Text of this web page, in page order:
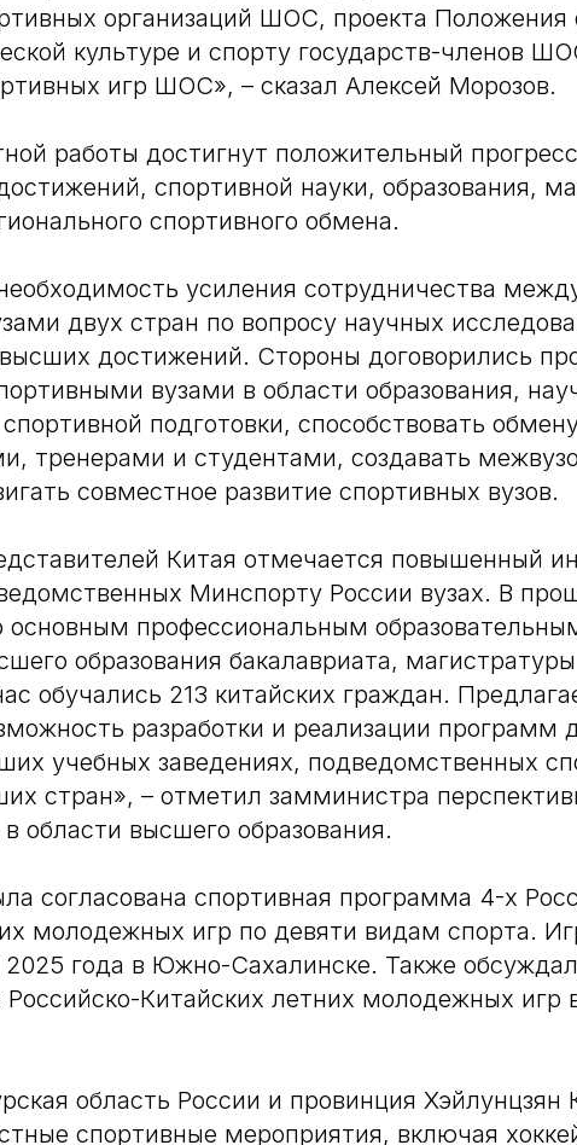
организаций ШОС, проекта Положения
культуре и спорту государств-членов
игр ШОС», – сказал Алексей Морозов.
работы достигнут положительный
спортивной науки, образования,
спортивного обмена.
усиления сотрудничества
двух стран по вопросу научных
достижений. Стороны договорились
вузами в области образования,
подготовки, способствовать
тренерами и студентами, создавать
совместное развитие спортивных вузов.
Китая отмечается повышенный
Минспорту России вузах. В
основным профессиональным
образования бакалавриата,
обучались 213 китайских граждан.
разработки и реализации программ
учебных заведениях, подведомственных
стран», – отметил замминистра
области высшего образования.
согласована спортивная программа 4-х
молодежных игр по девяти видам спорта.
2025 года в Южно-Сахалинске. Также
Российско-Китайских летних молодежных игр
область России и провинция Хэйлунцзян
спортивные мероприятия, включая